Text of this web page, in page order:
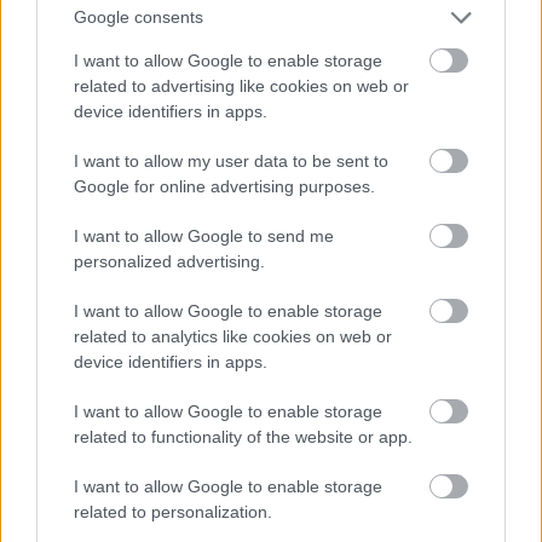
Google consents
I want to allow Google to enable storage
related to advertising like cookies on web or
device identifiers in apps.
I want to allow my user data to be sent to
Google for online advertising purposes.
I want to allow Google to send me
personalized advertising.
I want to allow Google to enable storage
related to analytics like cookies on web or
device identifiers in apps.
I want to allow Google to enable storage
related to functionality of the website or app.
I want to allow Google to enable storage
related to personalization.
φορά κι έναν καιρό, λέει ο Ηρόδοτος
, ο βασιλιάς
της Κορίνθου Περίανδρος φιλοξενεί έναν πλούσιο
φίλο, που του δίνει να φυλάξει σε ασφαλές σημείο
έναν θησαυρό. Ο Περίανδρος τον δίνει στη
γυναίκα του, τη Μέλισσα, εκείνη τον κρύβει, στο
μεταξύ όμως μέχρι να επιστρέψει ο φίλος η
Μέλισσα πεθαίνει –για την ακρίβεια, αν
πιστέψουμε τις φήμες, ο Περίανδρος τη σκοτώνει.
Τι να κάνει ο απεγνωσμένος βασιλιάς με τον φίλο
που του γυρεύει τα ρέστα, στο νεκρομαντείο θα
τους πει πού είναι τέλος πάντων κρυμμένος ο
εκείνη, «είμαι γυμνή και κρυώνω» (σ.Σ.: τσιφούτης
ο Περίανδρος, την έχει θάψει χωρίς ρούχα και